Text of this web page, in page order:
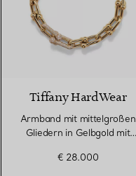
Tiffany HardWear
Armband mit mittelgroßen
Gliedern in Gelbgold mit
€ 28.000